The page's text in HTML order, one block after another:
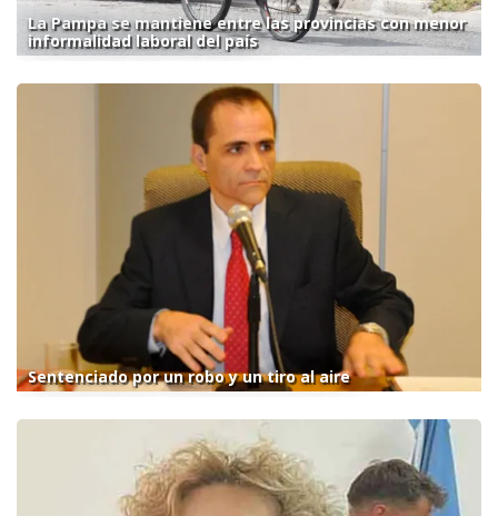
La Pampa se mantiene entre las provincias con menor
informalidad laboral del país
Sentenciado por un robo y un tiro al aire